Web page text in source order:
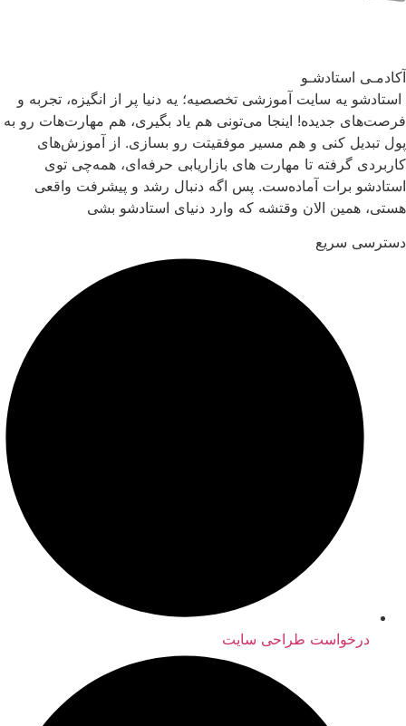
استادشـو
یه سایت آموزشی تخصصیه؛ یه دنیا پر از انگیزه، تجربه و
جدیده! اینجا می‌تونی هم یاد بگیری، هم مهارت‌هات رو به
تبدیل کنی و هم مسیر موفقیتت رو بسازی. از آموزش‌های
گرفته تا مهارت های بازاریابی حرفه‌ای، همه‌چی توی
برات آماده‌ست. پس اگه دنبال رشد و پیشرفت واقعی
همین الان وقتشه که وارد دنیای استادشو بشی
سریع
درخواست طراحی سایت